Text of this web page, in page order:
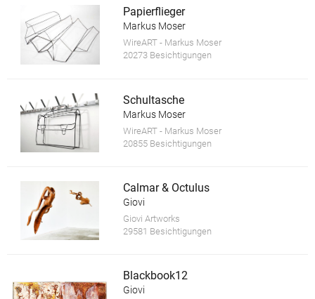
Papierflieger
Markus Moser
WireART - Markus Moser
20273 Besichtigungen
Schultasche
Markus Moser
WireART - Markus Moser
20855 Besichtigungen
Calmar & Octulus
Giovi
Giovi Artworks
29581 Besichtigungen
Blackbook12
Giovi